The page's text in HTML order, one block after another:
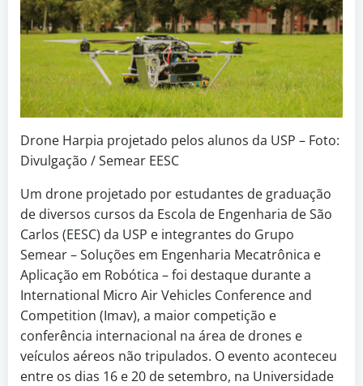
Drone Harpia projetado pelos alunos da USP – Foto:
Divulgação / Semear EESC
Um drone projetado por estudantes de graduação
de diversos cursos da Escola de Engenharia de São
Carlos (EESC) da USP e integrantes do Grupo
Semear – Soluções em Engenharia Mecatrônica e
Aplicação em Robótica – foi destaque durante a
International Micro Air Vehicles Conference and
Competition (Imav), a maior competição e
conferência internacional na área de drones e
veículos aéreos não tripulados. O evento aconteceu
entre os dias 16 e 20 de setembro, na Universidade